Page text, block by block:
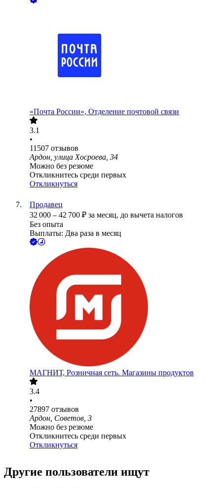
«Почта России», Отделение почтовой связи
3.1
•
11507 отзывов
Ардон, улица Хосроева, 34
Можно без резюме
Откликнитесь среди первых
Откликнуться
Продавец
32 000 – 42 700 ₽ за месяц, до вычета налогов
Без опыта
Выплаты: Два раза в месяц
МАГНИТ, Розничная сеть. Магазины продуктов
3.4
•
27897 отзывов
Ардон, Советов, 3
Можно без резюме
Откликнитесь среди первых
Откликнуться
Другие пользователи ищут